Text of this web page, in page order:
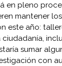
en pleno
mantener
este año:
ciudadanía,
sumar
con